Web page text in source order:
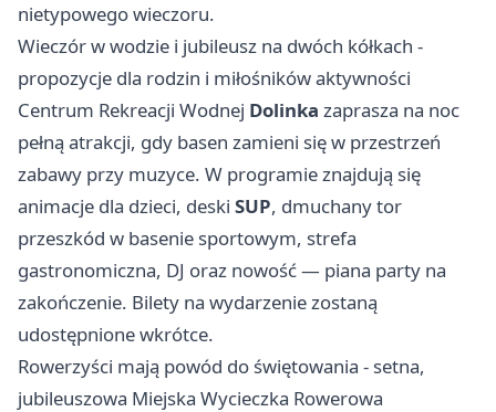
nietypowego wieczoru.
Wieczór w wodzie i jubileusz na dwóch kółkach -
propozycje dla rodzin i miłośników aktywności
Centrum Rekreacji Wodnej Dolinka zaprasza na noc
pełną atrakcji, gdy basen zamieni się w przestrzeń
zabawy przy muzyce. W programie znajdują się
animacje dla dzieci, deski SUP, dmuchany tor
przeszkód w basenie sportowym, strefa
gastronomiczna, DJ oraz nowość — piana party na
zakończenie. Bilety na wydarzenie zostaną
udostępnione wkrótce.
Rowerzyści mają powód do świętowania - setna,
jubileuszowa Miejska Wycieczka Rowerowa